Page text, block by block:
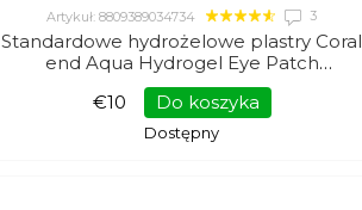
Artykuł: 8809389034734 3
Standardowe hydrożelowe plastry Coral
end Aqua Hydrogel Eye Patch
BeauuGreen 60 szt.
€10 Do koszyka
Dostępny